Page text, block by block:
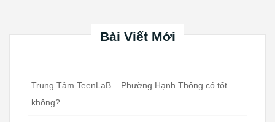
Bài Viết Mới
Trung Tâm TeenLaB – Phường Hạnh Thông có tốt
không?